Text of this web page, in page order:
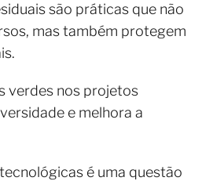
são práticas que não
mas também protegem
verdes nos projetos
e melhora a
é uma questão